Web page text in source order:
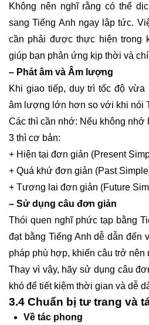
Không nên nghĩ rằng có thể
sang Tiếng Anh ngay lập tức.
cần phải được thực hiện trong
giúp bạn phản ứng kịp thời và
– Phát âm và Âm lượng
Khi giao tiếp, duy trì tốc độ vừa
âm lượng lớn hơn so với khi nói
Các thì cần nhớ: Nếu không nhớ
3 thì cơ bản:
+ Hiện tại đơn giản (Present
+ Quá khứ đơn giản (Past
+ Tương lai đơn giản (Future
– Sử dụng câu đơn giản
Thói quen nghĩ phức tạp bằng
đạt bằng Tiếng Anh dễ dẫn đến
pháp phù hợp, khiến câu trở nên
Thay vì vậy, hãy sử dụng câu
khó để tiết kiệm thời gian và dễ
3.4 Chuẩn bị tư trang và
Về tác phong